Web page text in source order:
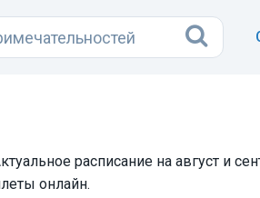
расписание на август и
онлайн.